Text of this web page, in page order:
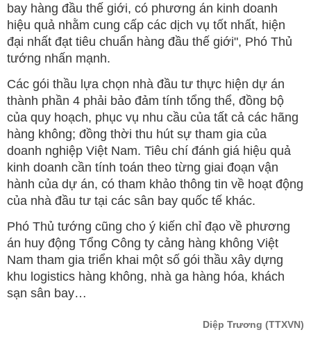
bay hàng đầu thế giới, có phương án kinh doanh
hiệu quả nhằm cung cấp các dịch vụ tốt nhất, hiện
đại nhất đạt tiêu chuẩn hàng đầu thế giới", Phó Thủ
tướng nhấn mạnh.
Các gói thầu lựa chọn nhà đầu tư thực hiện dự án
thành phần 4 phải bảo đảm tính tổng thể, đồng bộ
của quy hoạch, phục vụ nhu cầu của tất cả các hãng
hàng không; đồng thời thu hút sự tham gia của
doanh nghiệp Việt Nam. Tiêu chí đánh giá hiệu quả
kinh doanh cần tính toán theo từng giai đoạn vận
hành của dự án, có tham khảo thông tin về hoạt động
của nhà đầu tư tại các sân bay quốc tế khác.
Phó Thủ tướng cũng cho ý kiến chỉ đạo về phương
án huy động Tổng Công ty cảng hàng không Việt
Nam tham gia triển khai một số gói thầu xây dựng
khu logistics hàng không, nhà ga hàng hóa, khách
sạn sân bay…
Diệp Trương (TTXVN)